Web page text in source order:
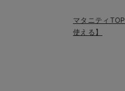
マタニティTOP
使える】